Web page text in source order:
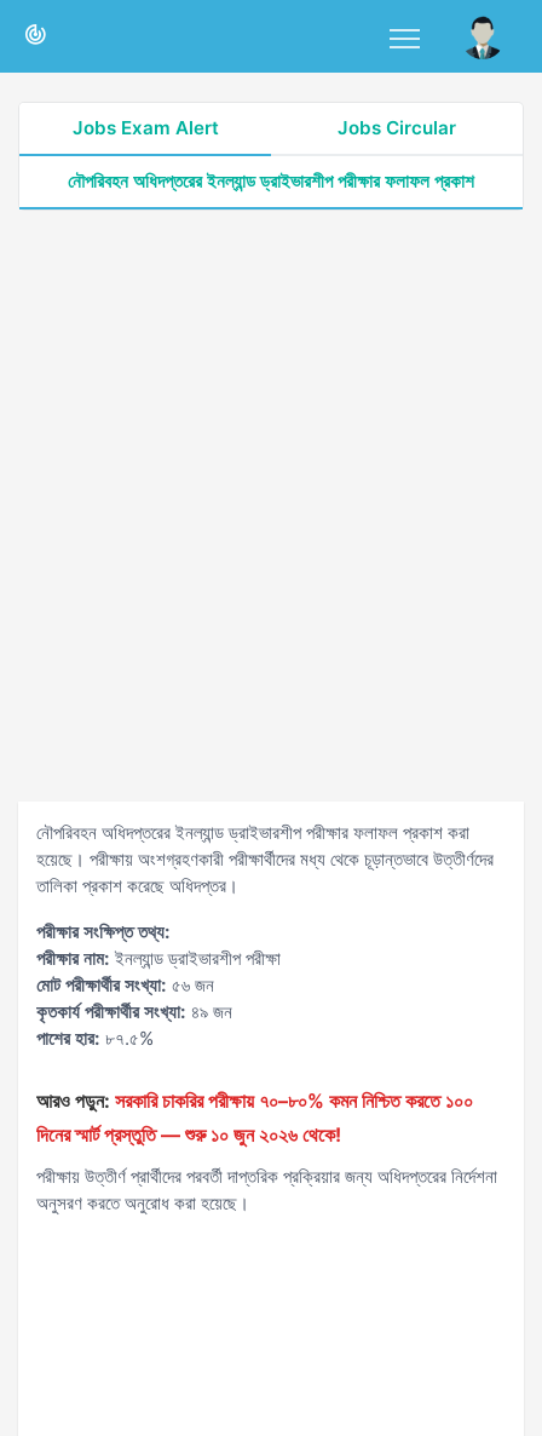
Jobs Exam Alert Jobs Circular
নৌপরিবহন অধিদপ্তরের ইনল্যান্ড ড্রাইভারশীপ পরীক্ষার ফলাফল প্রকাশ
নৌপরিবহন অধিদপ্তরের ইনল্যান্ড ড্রাইভারশীপ পরীক্ষার ফলাফল প্রকাশ করা
হয়েছে। পরীক্ষায় অংশগ্রহণকারী পরীক্ষার্থীদের মধ্য থেকে চূড়ান্তভাবে উত্তীর্ণদের
তালিকা প্রকাশ করেছে অধিদপ্তর।
পরীক্ষার সংক্ষিপ্ত তথ্য:
পরীক্ষার নাম: ইনল্যান্ড ড্রাইভারশীপ পরীক্ষা
মোট পরীক্ষার্থীর সংখ্যা: ৫৬ জন
কৃতকার্য পরীক্ষার্থীর সংখ্যা: ৪৯ জন
পাশের হার: ৮৭.৫%
আরও পড়ুন: সরকারি চাকরির পরীক্ষায় ৭০–৮০% কমন নিশ্চিত করতে ১০০
দিনের স্মার্ট প্রস্তুতি — শুরু ১০ জুন ২০২৬ থেকে!
পরীক্ষায় উত্তীর্ণ প্রার্থীদের পরবর্তী দাপ্তরিক প্রক্রিয়ার জন্য অধিদপ্তরের নির্দেশনা
অনুসরণ করতে অনুরোধ করা হয়েছে।